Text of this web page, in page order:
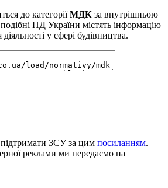
до категоріїМДК за внутрішньою
НД України містять інформацію
у сфері будівництва.
ЗСУ за цим посиланням.
реклами ми передаємо на